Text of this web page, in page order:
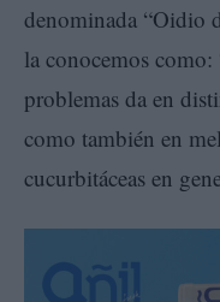
denominada “Oidio
la conocemos
problemas da en
como también en
cucurbitáceas en